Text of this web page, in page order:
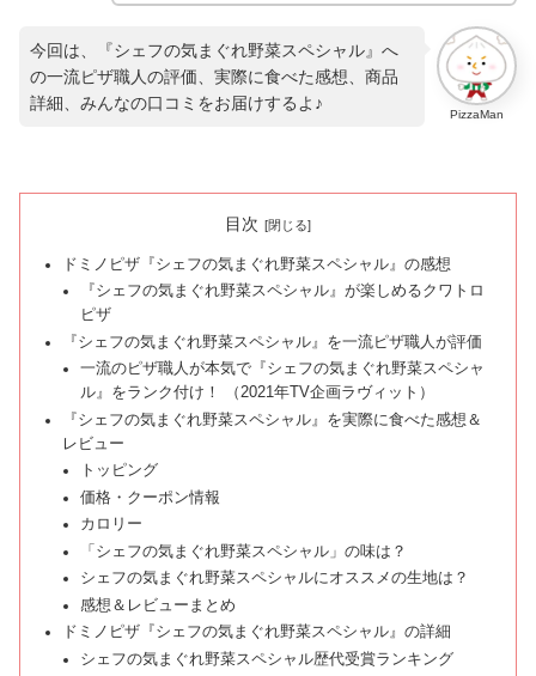
PizzaMan
今回は、『シェフの気まぐれ野菜スペシャル』へ
の一流ピザ職人の評価、実際に食べた感想、商品
詳細、みんなの口コミをお届けするよ♪
目次
ドミノピザ『シェフの気まぐれ野菜スペシャル』の感想
『シェフの気まぐれ野菜スペシャル』が楽しめるクワトロ
ピザ
『シェフの気まぐれ野菜スペシャル』を一流ピザ職人が評価
一流のピザ職人が本気で『シェフの気まぐれ野菜スペシャ
ル』をランク付け！ （2021年TV企画ラヴィット）
『シェフの気まぐれ野菜スペシャル』を実際に食べた感想＆
レビュー
トッピング
価格・クーポン情報
カロリー
「シェフの気まぐれ野菜スペシャル」の味は？
シェフの気まぐれ野菜スペシャルにオススメの生地は？
感想＆レビューまとめ
ドミノピザ『シェフの気まぐれ野菜スペシャル』の詳細
シェフの気まぐれ野菜スペシャル歴代受賞ランキング